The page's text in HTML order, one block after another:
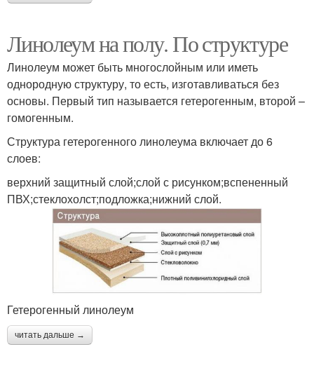
Линолеум на полу. По структуре
Линолеум может быть многослойным или иметь
однородную структуру, то есть, изготавливаться без
основы. Первый тип называется гетерогенным, второй –
гомогенным.
Структура гетерогенного линолеума включает до 6
слоев:
верхний защитный слой;слой с рисунком;вспененный
ПВХ;стеклохолст;подложка;нижний слой.
Гетерогенный линолеум
читать дальше →